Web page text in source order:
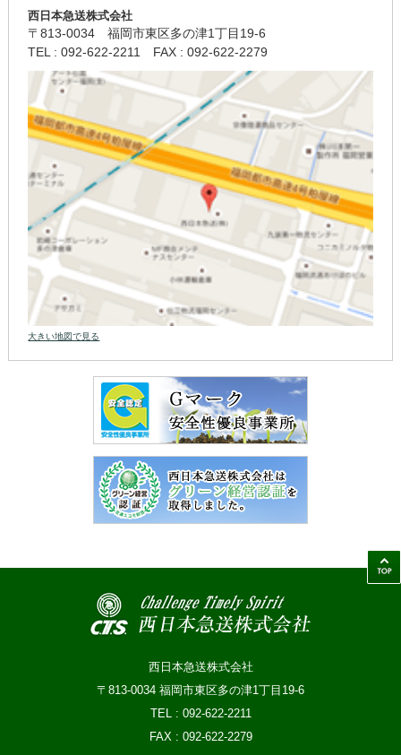
西日本急送株式会社
〒813-0034福岡市東区多の津1丁目19-6
TEL : 092-622-2211 FAX : 092-622-2279
大きい地図で見る
西日本急送株式会社
〒813-0034 福岡市東区多の津1丁目19-6
TEL : 092-622-2211
FAX : 092-622-2279